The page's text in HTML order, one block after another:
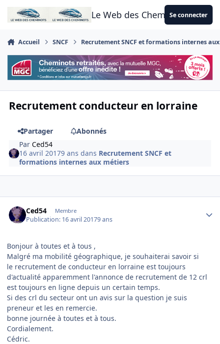
Aller au contenu
Le Web des CheminotsSe connecter
Accueil SNCF Recrutement SNCF et formations internes
Recrutement conducteur en lorraine
Partager
Abonnés
ParCed54
16 avril 20179 ans dans Recrutement SNCF et
formations internes aux métiers
Ced54 Membre
Publication: 16 avril 20179 ans
Bonjour à toutes et à tous ,
Malgré ma mobilité géographique, je souhaiterai savoir si
le recrutement de conducteur en lorraine est toujours
d'actualité apparemment l'annonce de recrutement de 12 crl
est toujours en ligne depuis un certain temps.
Si des crl du secteur ont un avis sur la question je suis
preneur et les en remercie.
bonne journée à toutes et à tous.
Cordialement.
Cédric.